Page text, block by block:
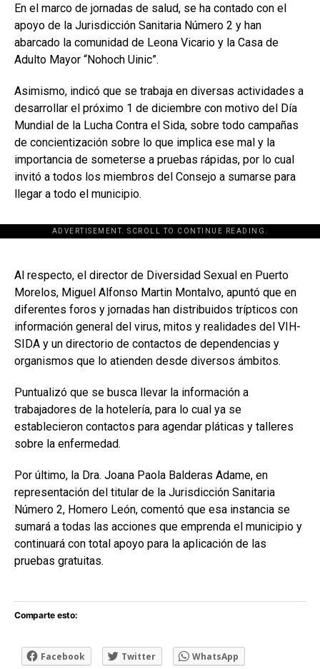
En el marco de jornadas de salud, se ha contado con el
apoyo de la Jurisdicción Sanitaria Número 2 y han
abarcado la comunidad de Leona Vicario y la Casa de
Adulto Mayor “Nohoch Uinic”.
Asimismo, indicó que se trabaja en diversas actividades a
desarrollar el próximo 1 de diciembre con motivo del Día
Mundial de la Lucha Contra el Sida, sobre todo campañas
de concientización sobre lo que implica ese mal y la
importancia de someterse a pruebas rápidas, por lo cual
invitó a todos los miembros del Consejo a sumarse para
llegar a todo el municipio.
ADVERTISEMENT. SCROLL TO CONTINUE READING.
[adsforwp id="243463"]
Al respecto, el director de Diversidad Sexual en Puerto
Morelos, Miguel Alfonso Martin Montalvo, apuntó que en
diferentes foros y jornadas han distribuidos trípticos con
información general del virus, mitos y realidades del VIH-
SIDA y un directorio de contactos de dependencias y
organismos que lo atienden desde diversos ámbitos.
Puntualizó que se busca llevar la información a
trabajadores de la hotelería, para lo cual ya se
establecieron contactos para agendar pláticas y talleres
sobre la enfermedad.
Por último, la Dra. Joana Paola Balderas Adame, en
representación del titular de la Jurisdicción Sanitaria
Número 2, Homero León, comentó que esa instancia se
sumará a todas las acciones que emprenda el municipio y
continuará con total apoyo para la aplicación de las
pruebas gratuitas.
Comparte esto:
Facebook Twitter WhatsApp